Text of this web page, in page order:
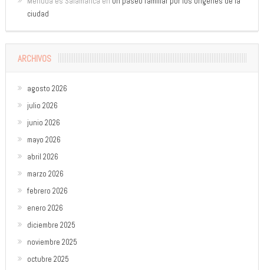
ciudad
ARCHIVOS
agosto 2026
julio 2026
junio 2026
mayo 2026
abril 2026
marzo 2026
febrero 2026
enero 2026
diciembre 2025
noviembre 2025
octubre 2025